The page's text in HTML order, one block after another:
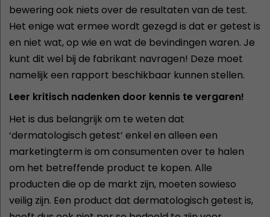
bewering ook niets over de resultaten van de test.
Het enige wat ermee wordt gezegd is dat er getest is
en niet wat, op wie en wat de bevindingen waren. Je
kunt dit wel bij de fabrikant navragen! Deze moet
namelijk een rapport beschikbaar kunnen stellen.
Leer kritisch nadenken door kennis te vergaren!
Het is dus belangrijk om te weten dat
‘dermatologisch getest’ enkel en alleen een
marketingterm is om consumenten over te halen
om het betreffende product te kopen. Alle
producten die op de markt zijn, moeten sowieso
veilig zijn. Een product dat dermatologisch getest is,